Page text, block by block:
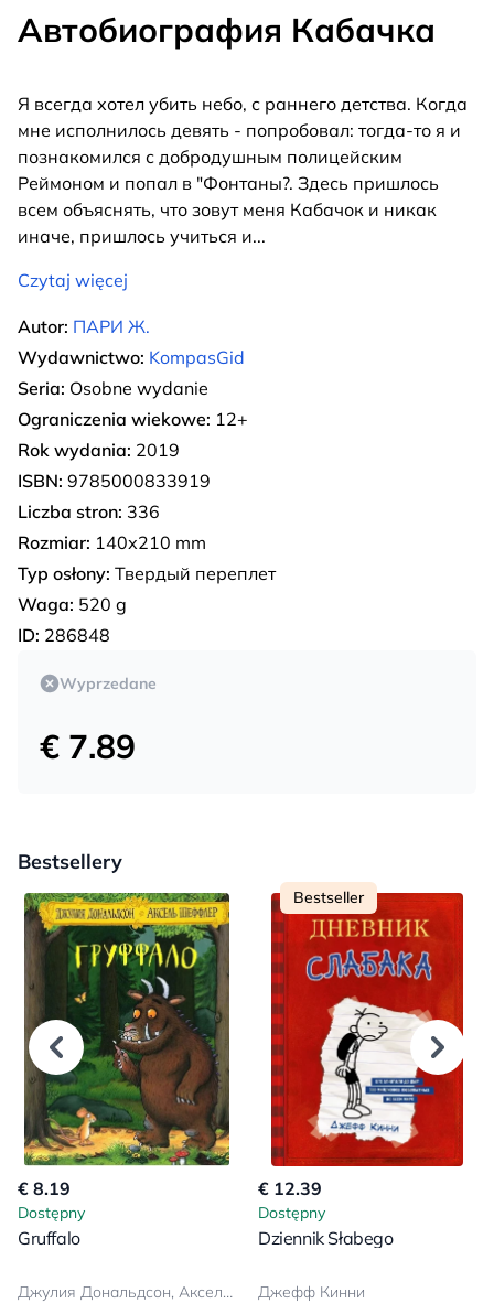
Автобиография Кабачка
Я всегда хотел убить небо, с раннего детства. Когда
мне исполнилось девять - попробовал: тогда-то я и
познакомился с добродушным полицейским
Реймоном и попал в "Фонтаны?. Здесь пришлось
всем объяснять, что зовут меня Кабачок и никак
иначе, пришлось учиться и...
Czytaj więcej
Autor: ПАРИ Ж.
Wydawnictwo: KompasGid
Seria: Osobne wydanie
Ograniczenia wiekowe: 12+
Rok wydania: 2019
ISBN: 9785000833919
Liczba stron: 336
Rozmiar: 140х210 mm
Typ osłony: Твердый переплет
Waga: 520 g
ID: 286848
Wyprzedane
€ 7.89
Bestsellery
€ 8.19
Dostępny
Gruffalo
Джулия Дональдсон, Аксель Шеффлер
Bestseller
€ 12.39
Dostępny
Dziennik Słabego
Джефф Кинни